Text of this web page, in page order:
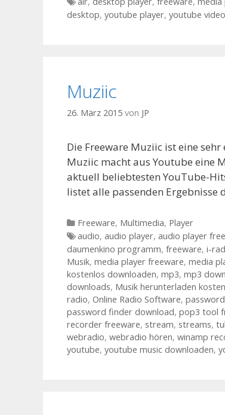
desktop, youtube player, youtube video
Muziic
26. März 2015 von JP
Die Freeware Muziic ist eine
Muziic macht aus Youtube eine
aktuell beliebtesten YouTube-
listet alle passenden Ergebnisse
Kategorien
Freeware, Multimedia, Player
Tags
audio, audio player, audio player
daumenkino programm, freeware, i-
Musik, media player freeware, media
kostenlos downloaden, mp3, mp3
downloads, Musik herunterladen
radio, Online Radio Software,
password finder download, pop3 tool
recorder freeware, stream, streams,
webradio, webradio hören, winamp
youtube, youtube music downloaden,